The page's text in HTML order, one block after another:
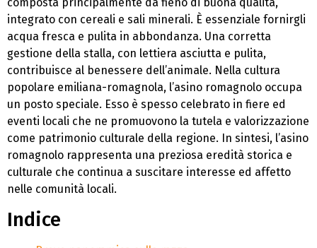
integrato con cereali e sali minerali. È essenziale fornirgli
acqua fresca e pulita in abbondanza. Una corretta
gestione della stalla, con lettiera asciutta e pulita,
contribuisce al benessere dell’animale. Nella cultura
popolare emiliana-romagnola, l’asino romagnolo occupa
un posto speciale. Esso è spesso celebrato in fiere ed
eventi locali che ne promuovono la tutela e valorizzazione
come patrimonio culturale della regione. In sintesi, l’asino
romagnolo rappresenta una preziosa eredità storica e
culturale che continua a suscitare interesse ed affetto
nelle comunità locali.
Indice